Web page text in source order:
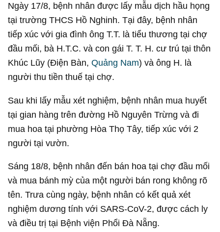
Ngày 17/8, bệnh nhân được lấy mẫu dịch hầu họng
tại trường THCS Hồ Nghinh. Tại đây, bệnh nhân
tiếp xúc với gia đình ông T.T. là tiểu thương tại chợ
đầu mối, bà H.T.C. và con gái T. T. H. cư trú tại thôn
Khúc Lũy (Điện Bàn,Quảng Nam) và ông H. là
người thu tiền thuế tại chợ.
Sau khi lấy mẫu xét nghiệm, bệnh nhân mua huyết
tại gian hàng trên đường Hồ Nguyên Trừng và đi
mua hoa tại phường Hòa Thọ Tây, tiếp xúc với 2
người tại vườn.
Sáng 18/8, bệnh nhân đến bán hoa tại chợ đầu mối
và mua bánh mỳ của một người bán rong không rõ
tên. Trưa cùng ngày, bệnh nhân có kết quả xét
nghiệm dương tính với SARS-CoV-2, được cách ly
và điều trị tại Bệnh viện Phổi Đà Nẵng.